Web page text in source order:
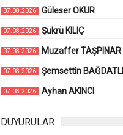
07.08.2026 Güleser OKUR
07.08.2026 Şükrü KILIÇ
07.08.2026 Muzaffer TAŞPINAR
07.08.2026 Şemsettin BAĞDATLI
07.08.2026 Ayhan AKINCI
DUYURULAR